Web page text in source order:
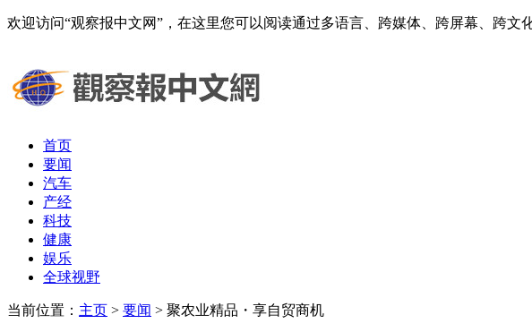
欢迎访问“观察报中文网”，在这里您可以阅读通过多语言、跨媒体、跨屏幕、跨
首页
要闻
汽车
产经
科技
健康
娱乐
全球视野
当前位置： 主页 > 要闻 > 聚农业精品・享自贸商机